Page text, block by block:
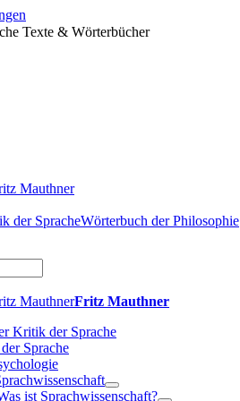
Texte & Wörterbücher
der SpracheWörterbuch der Philosophie
Fritz Mauthner
Kritik der Sprache
Sprache
ist Sprachwissenschaft?